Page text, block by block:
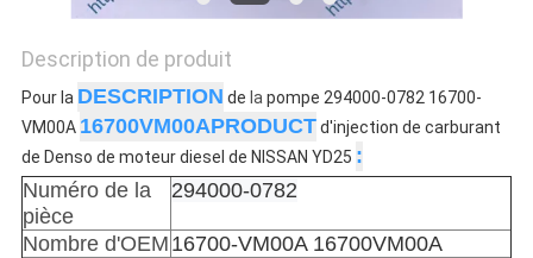
CONFIDENTIALITÉ
Description de produit
Pour la DESCRIPTION de lapompe 294000-0782 16700-
VM00A 16700VM00APRODUCTd'injection de carburant
de Denso de moteur diesel de NISSAN YD25 :
Numéro de la
pièce
294000-0782
Nombre d'OEM 16700-VM00A 16700VM00A